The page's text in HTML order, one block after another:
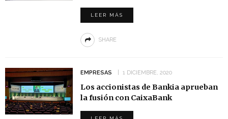
LEER MÁS
SHARE
EMPRESAS 1 DICIEMBRE, 2020
Los accionistas de Bankia aprueban
la fusión con CaixaBank